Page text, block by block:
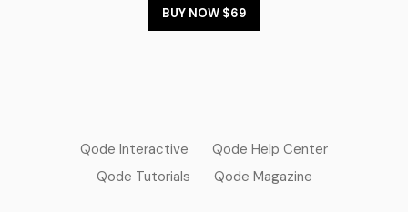
BUY NOW $69
Qode Interactive
Qode Help Center
Qode Tutorials
Qode Magazine